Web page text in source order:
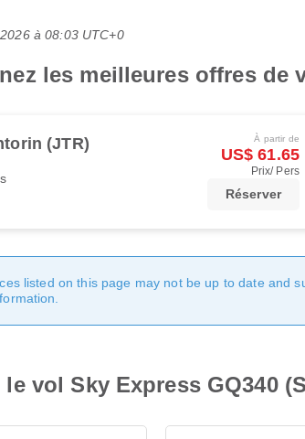
à 08:03 UTC+0
les meilleures offres de
(JTR) À partir de
US$ 61.65
Prix/ Pers
Réserver
listed on this page may not be up to date and
vol Sky Express GQ340